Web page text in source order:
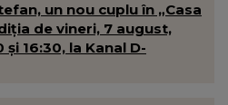
un nou cuplu în „Casa
de vineri, 7 august,
16:30, la Kanal D-